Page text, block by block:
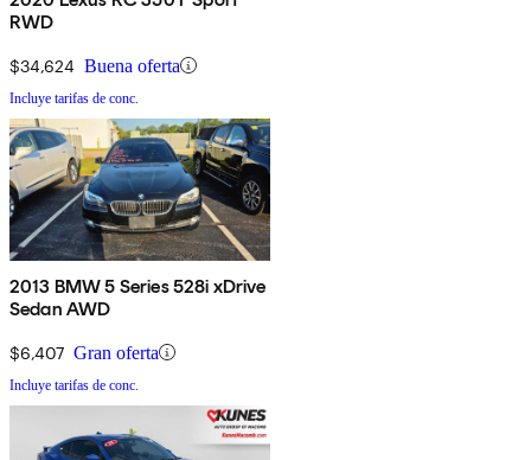
RWD
$34,624 Buena oferta
Incluye tarifas de conc.
2013 BMW 5 Series 528i xDrive
Sedan AWD
$6,407 Gran oferta
Incluye tarifas de conc.